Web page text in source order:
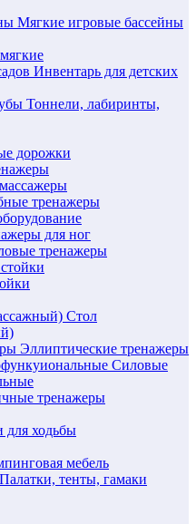
Мягкие игровые бассейны
Инвентарь для детских
Тоннели, лабиринты,
дорожки
тренажеры
для ног
тренажеры
Стол
Эллиптические тренажеры
Силовые
тренажеры
для ходьбы
мебель
Палатки, тенты, гамаки